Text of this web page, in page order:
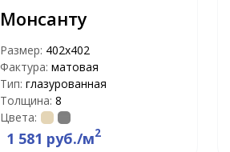
Монсанту
Размер: 402x402
Фактура: матовая
Тип: глазурованная
Толщина: 8
Цвета:
1 581 руб./м2